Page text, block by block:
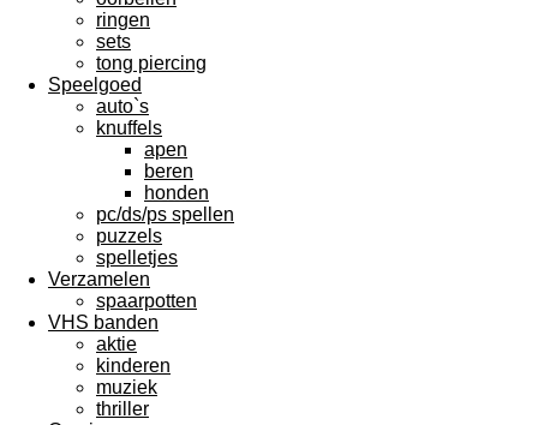
ringen
sets
tong piercing
Speelgoed
auto`s
knuffels
apen
beren
honden
pc/ds/ps spellen
puzzels
spelletjes
Verzamelen
spaarpotten
VHS banden
aktie
kinderen
muziek
thriller